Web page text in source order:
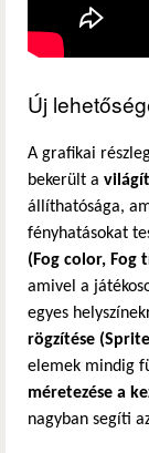
Új
A grafikai
bekerült a
állíthatósága,
fényhatásokat
(Fog color, Fog
amivel a
egyes
rögzítése
elemek mindig
méretezése a
nagyban segíti